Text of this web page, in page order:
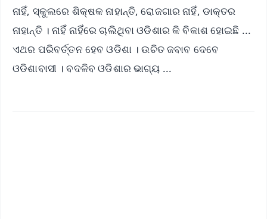
ନାହିଁ, ସ୍କୁଲରେ ଶିକ୍ଷକ ନାହାନ୍ତି, ରୋଜଗାର ନାହିଁ, ଡାକ୍ତର
ନାହାନ୍ତି । ନାହିଁ ନାହିଁରେ ଚାଲିଥିବା ଓଡିଶାର କି ବିକାଶ ହୋଇଛି ...
ଏଥର ପରିବର୍ତ୍ତନ ହେବ ଓଡିଶା । ଉଚିତ ଜବାବ ଦେବେ
ଓଡିଶାବାସୀ । ବଦଳିବ ଓଡିଶାର ଭାଗ୍ୟ ...